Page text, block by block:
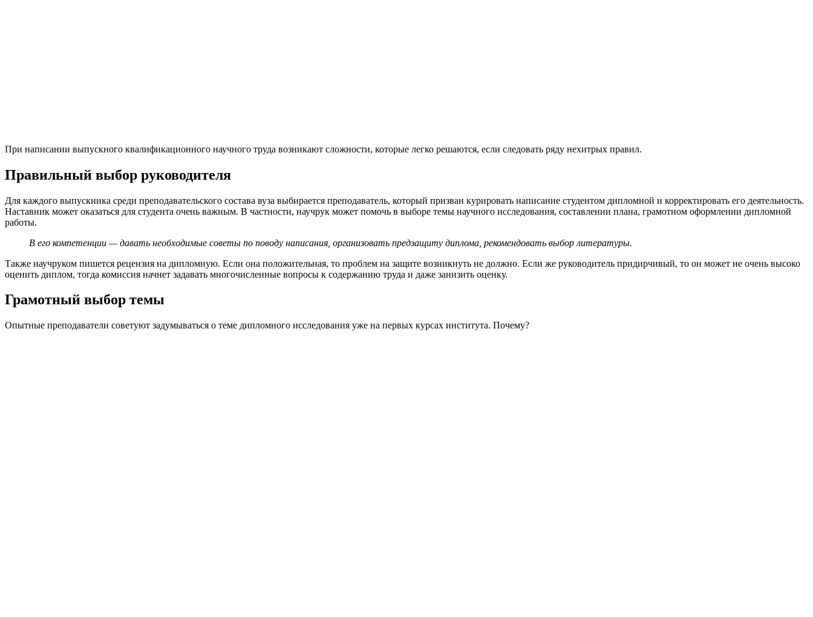
При написании выпускного квалификационного научного труда возникают сложности, которые легко решаются, если следовать ряду нехитрых правил.
Правильный выбор руководителя
Для каждого выпускника среди преподавательского состава вуза выбирается преподаватель, который призван курировать написание студентом дипломной и корректировать его деятельность.
Наставник может оказаться для студента очень важным. В частности, научрук может помочь в выборе темы научного исследования, составлении плана, грамотном оформлении дипломной
работы.
В его компетенции — давать необходимые советы по поводу написания, организовать предзащиту диплома, рекомендовать выбор литературы.
Также научруком пишется рецензия на дипломную. Если она положительная, то проблем на защите возникнуть не должно. Если же руководитель придирчивый, то он может не очень высоко
оценить диплом, тогда комиссия начнет задавать многочисленные вопросы к содержанию труда и даже занизить оценку.
Грамотный выбор темы
Опытные преподаватели советуют задумываться о теме дипломного исследования уже на первых курсах института. Почему?